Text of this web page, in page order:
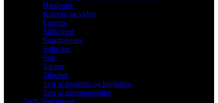
Hardware
Kamera og video
Laptops
Sikkerhed
Smartphones
Software
Spil
Tablets
Tilbehør
Test af headsets og højttalere
Test af transportmidler
Tech-Test mener